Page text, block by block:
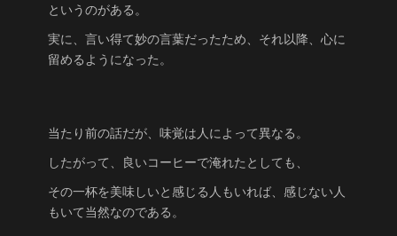
というのがある。
実に、言い得て妙の言葉だったため、それ以降、心に
留めるようになった。
当たり前の話だが、味覚は人によって異なる。
したがって、良いコーヒーで淹れたとしても、
その一杯を美味しいと感じる人もいれば、感じない人
もいて当然なのである。